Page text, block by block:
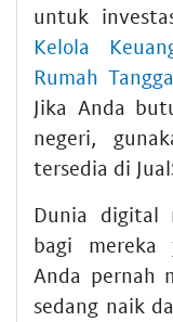
untuk
Kelola
Rumah Tangga
Jika Anda
negeri,
tersedia di
Dunia digital
bagi mereka
Anda pernah
sedang naik